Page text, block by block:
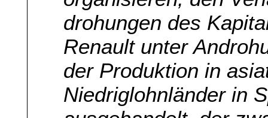
drohungen des
Renault unter
der Produktion in
Niedriglohnländer in